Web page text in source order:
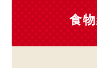
ここがすごい！
食